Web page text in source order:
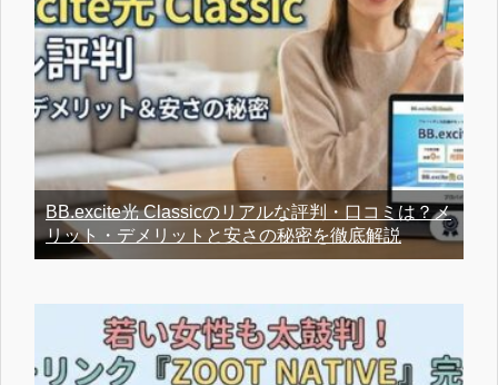
BB.excite光 Classicのリアルな評判・口コミは？メ
リット・デメリットと安さの秘密を徹底解説